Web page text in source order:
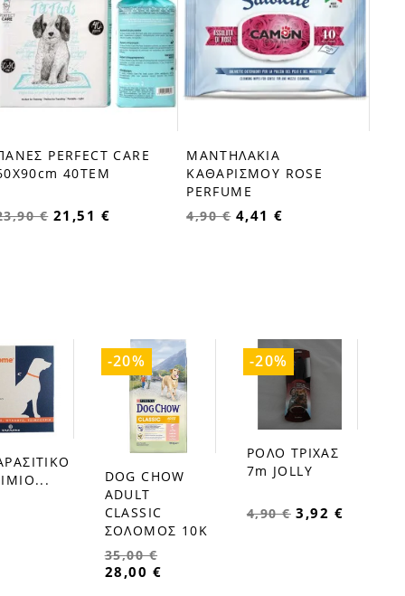
favorite_borderPERFECT CARE
40ΤΕΜ
€ 21,51 €
favorite_border
ΜΑΝΤΗΛΑΚΙΑ
ΚΑΘΑΡΙΣΜΟΥ ROSE
PERFUME
4,90 € 4,41 €
favorite_border
DOG CHOW
ADULT
CLASSIC
ΣΟΛΟΜΟΣ 10Κ
35,00 €
28,00 €
-20%
favorite_border
ΡΟΛΟ ΤΡΙΧΑΣ
7m JOLLY
4,90 € 3,92 €
-20%